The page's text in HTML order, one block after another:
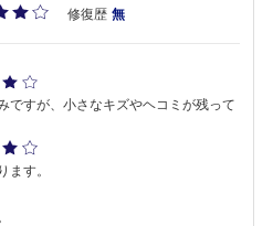
修復歴 無
ですが、小さなキズやヘコミが残って
ます。